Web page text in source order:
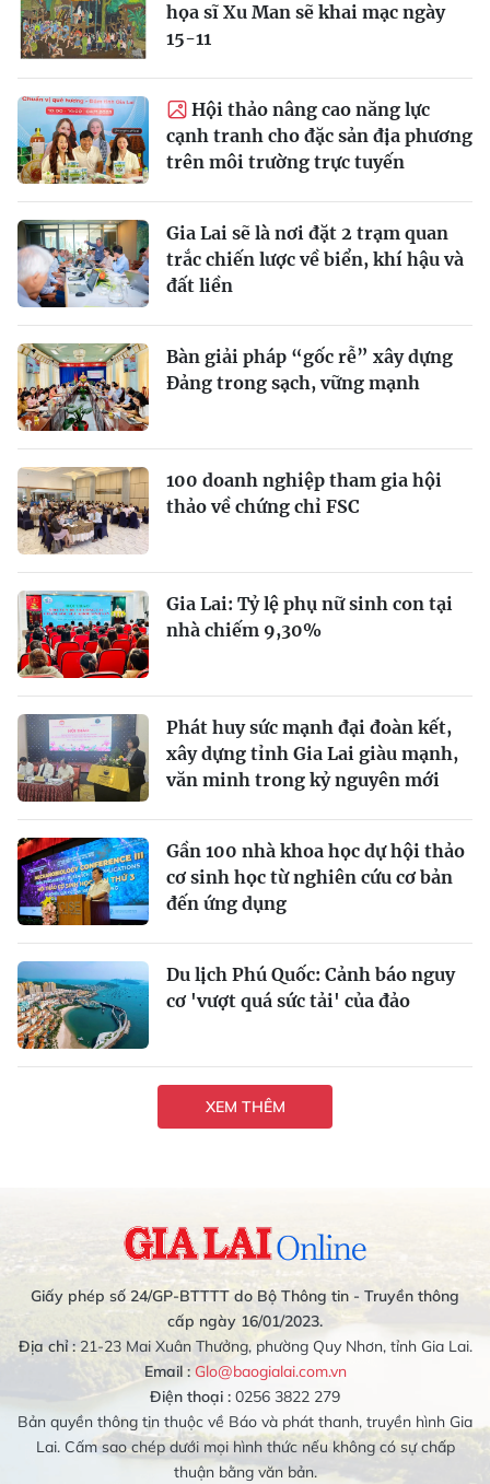
họa sĩ Xu Man sẽ khai mạc ngày
15-11
Hội thảo nâng cao năng lực
cạnh tranh cho đặc sản địa phương
trên môi trường trực tuyến
Gia Lai sẽ là nơi đặt 2 trạm quan
trắc chiến lược về biển, khí hậu và
đất liền
Bàn giải pháp “gốc rễ” xây dựng
Đảng trong sạch, vững mạnh
100 doanh nghiệp tham gia hội
thảo về chứng chỉ FSC
Gia Lai: Tỷ lệ phụ nữ sinh con tại
nhà chiếm 9,30%
Phát huy sức mạnh đại đoàn kết,
xây dựng tỉnh Gia Lai giàu mạnh,
văn minh trong kỷ nguyên mới
Gần 100 nhà khoa học dự hội thảo
cơ sinh học từ nghiên cứu cơ bản
đến ứng dụng
Du lịch Phú Quốc: Cảnh báo nguy
cơ 'vượt quá sức tải' của đảo
XEM THÊM
Giấy phép số 24/GP-BTTTT do Bộ Thông tin - Truyền thông
cấp ngày 16/01/2023.
Địa chỉ :21-23 Mai Xuân Thưởng, phường Quy Nhơn, tỉnh Gia Lai.
Email : Glo@baogialai.com.vn
Điện thoại : 0256 3822 279
Bản quyền thông tin thuộc về Báo và phát thanh, truyền hình Gia
Lai. Cấm sao chép dưới mọi hình thức nếu không có sự chấp
thuận bằng văn bản.